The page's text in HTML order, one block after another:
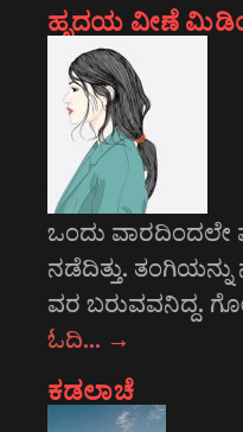
ಹೃದಯ ವೀಣೆ
ಒಂದು
ನಡೆದಿತ್ತು.
ವರ ಬರುವವನಿದ್ದ.
ಓದಿ… →
ಕಡಲಾಚೆ